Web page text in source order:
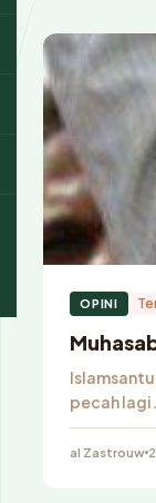
OPINI
pecah
al Zastrouw